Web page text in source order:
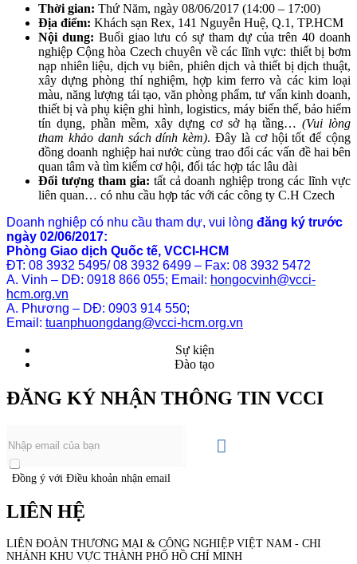
Thời gian: Thứ Năm, ngày 08/06/2017 (14:00 – 17:00)
Địa điểm: Khách sạn Rex, 141 Nguyễn Huệ, Q.1, TP.HCM
Nội dung: Buổi giao lưu có sự tham dự của trên 40 doanh
nghiệp Cộng hòa Czech chuyên về các lĩnh vực: thiết bị bơm
nạp nhiên liệu, dịch vụ biên, phiên dịch và thiết bị dịch thuật,
xây dựng phòng thí nghiệm, hợp kim ferro và các kim loại
màu, năng lượng tái tạo, văn phòng phẩm, tư vấn kinh doanh,
thiết bị và phụ kiện ghi hình, logistics, máy biến thế, bảo hiểm
tín dụng, phần mềm, xây dựng cơ sở hạ tầng… (Vui lòng
tham khảo danh sách dính kèm). Đây là cơ hội tốt để cộng
đồng doanh nghiệp hai nước cùng trao đổi các vấn đề hai bên
quan tâm và tìm kiếm cơ hội, đối tác hợp tác lâu dài
Đối tượng tham gia: tất cả doanh nghiệp trong các lĩnh vực
liên quan… có nhu cầu hợp tác với các công ty C.H Czech
Doanh nghiệp có nhu cầu tham dự, vui lòng đăng ký trước
ngày 02/06/2017:
Phòng Giao dịch Quốc tế, VCCI-HCM
ĐT: 08 3932 5495/ 08 3932 6499 – Fax: 08 3932 5472
A. Vinh – DĐ: 0918 866 055; Email: hongocvinh@vcci-
hcm.org.vn
A. Phương – DĐ: 0903 914 550;
Email: tuanphuongdang@vcci-hcm.org.vn
Sự kiện
Đào tạo
ĐĂNG KÝ NHẬN THÔNG TIN VCCI
Đồng ý với Điều khoản nhận email
LIÊN HỆ
LIÊN ĐOÀN THƯƠNG MẠI & CÔNG NGHIỆPVIỆT NAM - CHI
NHÁNH KHU VỰC THÀNH PHỐ HỒ CHÍ MINH